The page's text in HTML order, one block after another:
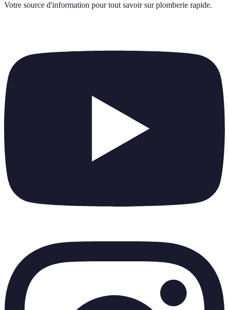
Votre source d'information pour tout savoir sur plomberie rapide.